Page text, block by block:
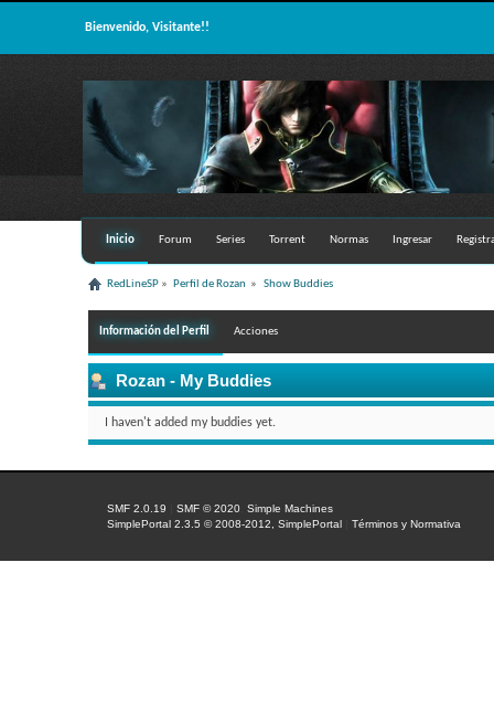
Bienvenido, Visitante!!
Inicio Forum Series Torrent Normas Ingresar
RedLineSP » Perfil de Rozan » Show Buddies
Información del Perfil Acciones
Rozan- My Buddies
I haven't added my buddies yet.
SMF 2.0.19 |SMF © 2020 ,Simple Machines
SimplePortal 2.3.5 © 2008-2012, SimplePortal
|Términos y Normativa